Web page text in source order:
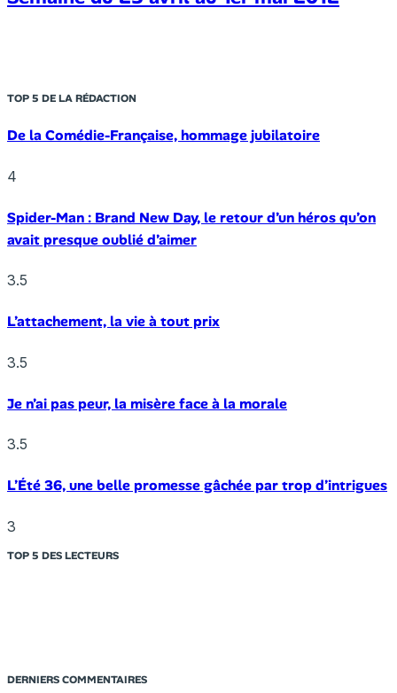
TOP 5 DE LA RÉDACTION
De la Comédie-Française, hommage jubilatoire
4
Spider-Man : Brand New Day, le retour d’un héros qu’on
avait presque oublié d’aimer
3.5
L’attachement, la vie à tout prix
3.5
Je n’ai pas peur, la misère face à la morale
3.5
L’Été 36, une belle promesse gâchée par trop d’intrigues
3
TOP 5 DES LECTEURS
DERNIERS COMMENTAIRES